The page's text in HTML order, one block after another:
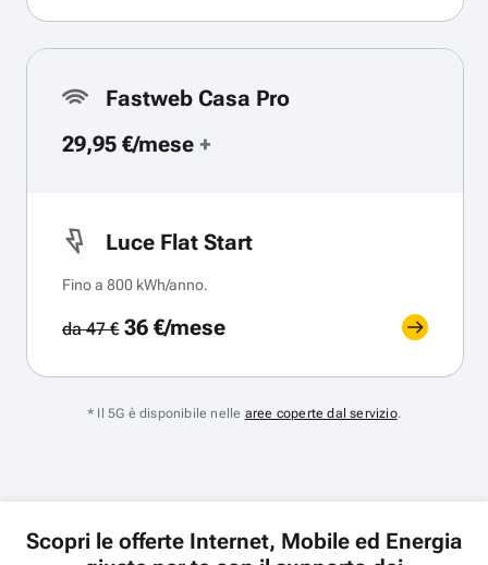
Fastweb Casa Pro
29,95 €/mese +
Luce Flat Start
Fino a 800 kWh/anno.
da 47 €36 €/mese
* Il 5G è disponibile nelle aree coperte dal servizio.
Scopri le offerte Internet, Mobile ed Energia